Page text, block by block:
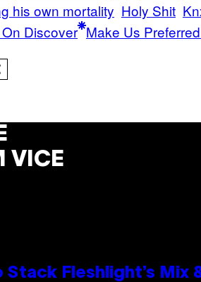
his own mortality Holy Shit
Discover Make Us
VICE
Stack Fleshlight’s Mix